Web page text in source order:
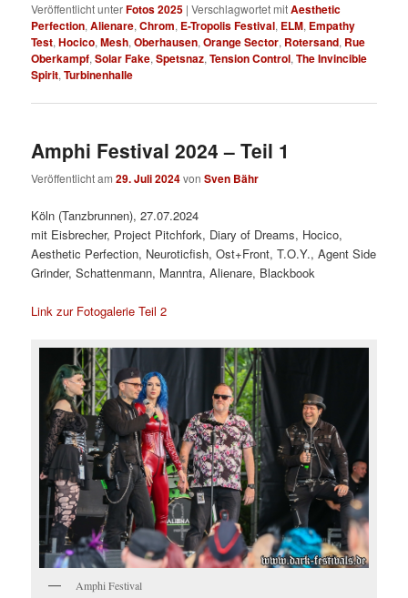
Veröffentlicht unterFotos 2025 |Verschlagwortet mitAesthetic
Perfection,Alienare,Chrom, E-Tropolis Festival, ELM, Empathy
Test,Hocico,Mesh,Oberhausen,Orange Sector, Rotersand, Rue
Oberkampf,Solar Fake,Spetsnaz,Tension Control,The Invincible
Spirit,Turbinenhalle
Amphi Festival 2024 – Teil 1
Veröffentlicht am29. Juli 2024vonSven Bähr
Köln (Tanzbrunnen), 27.07.2024
mit Eisbrecher, Project Pitchfork, Diary of Dreams, Hocico,
Aesthetic Perfection, Neuroticfish, Ost+Front, T.O.Y., Agent Side
Grinder, Schattenmann, Manntra, Alienare, Blackbook
Link zur Fotogalerie Teil 2
Amphi Festival